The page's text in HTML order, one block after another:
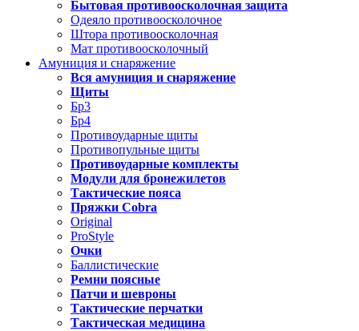
Бытовая противоосколочная защита
Одеяло противоосколочное
Штора противоосколочная
Мат противоосколочный
Амуниция и снаряжение
Вся амуниция и снаряжение
Щиты
Бр3
Бр4
Противоударные щиты
Противопульные щиты
Противоударные комплекты
Модули для бронежилетов
Тактические пояса
Пряжки Cobra
Original
ProStyle
Очки
Баллистические
Ремни поясные
Патчи и шевроны
Тактические перчатки
Тактическая медицина